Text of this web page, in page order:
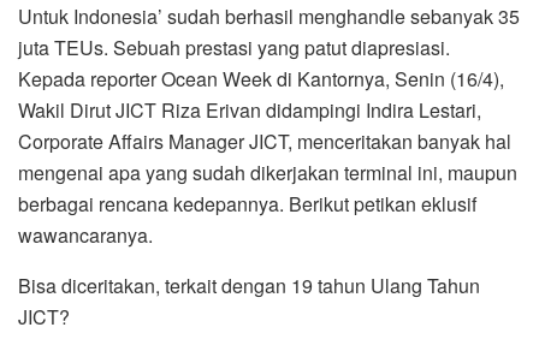
Untuk Indonesia’ sudah berhasil menghandle sebanyak 35
juta TEUs. Sebuah prestasi yang patut diapresiasi.
Kepada reporter Ocean Week di Kantornya, Senin (16/4),
Wakil Dirut JICT Riza Erivan didampingi Indira Lestari,
Corporate Affairs Manager JICT, menceritakan banyak hal
mengenai apa yang sudah dikerjakan terminal ini, maupun
berbagai rencana kedepannya. Berikut petikan eklusif
wawancaranya.
Bisa diceritakan, terkait dengan 19 tahun Ulang Tahun
JICT?